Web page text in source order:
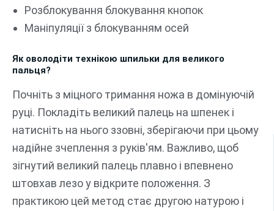
Розблокування блокування кнопок
Маніпуляції з блокуванням осей
Як оволодіти технікою шпильки для великого
пальця?
Почніть з міцного тримання ножа в домінуючій
руці. Покладіть великий палець на шпенек і
натисніть на нього ззовні, зберігаючи при цьому
надійне зчеплення з руків'ям. Важливо, щоб
зігнутий великий палець плавно і впевнено
штовхав лезо у відкрите положення. З
практикою цей метод стає другою натурою і